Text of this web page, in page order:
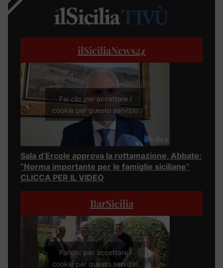
ilSiciliaNews24
Fai clic per accettare i
cookie per questo servizio
Sala d’Ercole approva la rottamazione, Abbate:
“Norma importante per le famiglie siciliane”
CLICCA PER IL VIDEO
BarSicilia
Fai clic per accettare i
cookie per questo servizio